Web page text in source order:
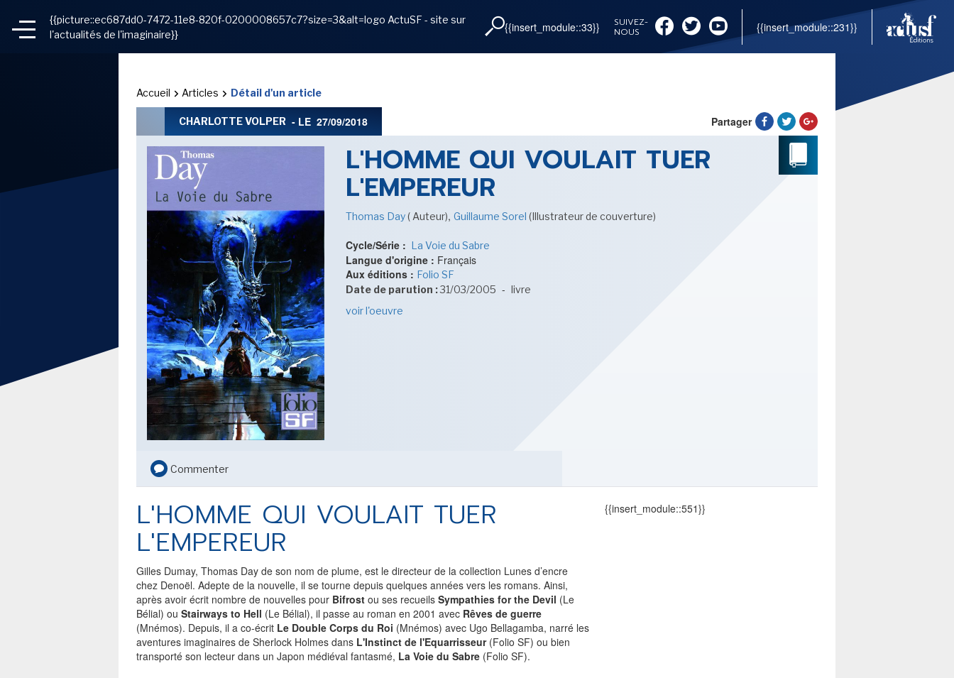
{{picture::ec687dd0-7472-11e8-820f-0200008657c7?size=3&alt=logo ActuSF - site sur
l'actualités de l'imaginaire}}
{{insert_module::33}} SUIVEZ-
NOUS {{insert_module::231}}
{{insert_module::32}}
{{insert_module::30}}{{insert_module::26}}
Accueil Articles Détail d'un article
CHARLOTTE VOLPER - LE 27/09/2018 Partager
L'HOMME QUI VOULAIT TUER
L'EMPEREUR
Thomas Day( Auteur), Guillaume Sorel (Illustrateur de couverture)
Cycle/Série : La Voie du Sabre
Langue d'origine : Français
Aux éditions : Folio SF
Date de parution :31/03/2005 - livre
voir l'oeuvre
Commenter
L'HOMME QUI VOULAIT TUER
L'EMPEREUR
Gilles Dumay, Thomas Day de son nom de plume, est le directeur de la collection Lunes d’encre
chez Denoël. Adepte de la nouvelle, il se tourne depuis quelques années vers les romans. Ainsi,
après avoir écrit nombre de nouvelles pour Bifrost ou ses recueils Sympathies for the Devil (Le
Bélial) ou Stairways to Hell (Le Bélial), il passe au roman en 2001 avec Rêves de guerre
(Mnémos). Depuis, il a co-écrit Le Double Corps du Roi (Mnémos) avec Ugo Bellagamba, narré les
aventures imaginaires de Sherlock Holmes dans L'Instinct de l'Equarrisseur (Folio SF) ou bien
transporté son lecteur dans un Japon médiéval fantasmé, La Voie du Sabre (Folio SF).
{{insert_module::551}}